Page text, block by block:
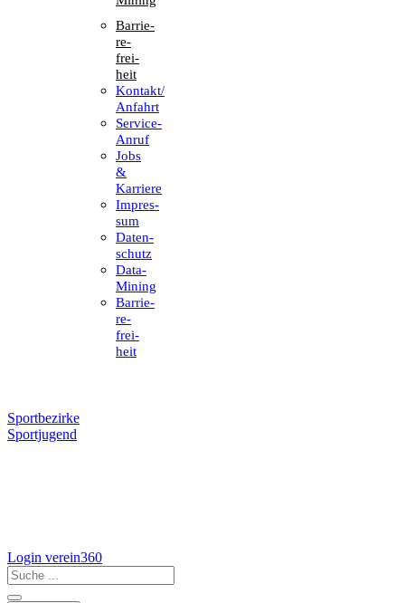
Barrie­
re­
frei­
heit
Kontakt/​​
Anfahrt
Service-
Anruf
Jobs
&
Karriere
Impres­
sum
Daten­
schutz
Data-
Mining
Barrie­
re­
frei­
heit
Sportbezirke
Sportjugend
Login verein360
Search
...